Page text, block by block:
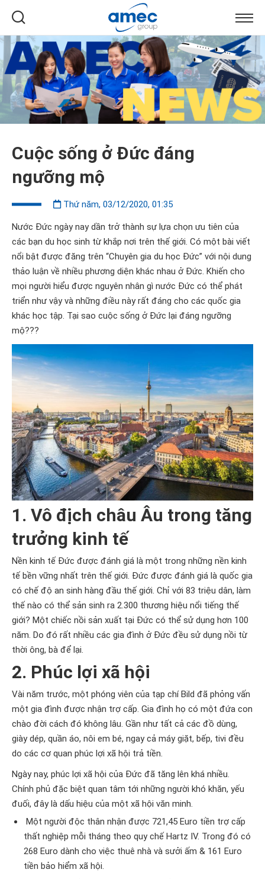
Cuộc sống ở Đức đáng
ngưỡng mộ
Thứ năm, 03/12/2020, 01:35
Nước Đức ngày nay dần trở thành sự lựa chọn ưu tiên của
các bạn du học sinh từ khắp nơi trên thế giới. Có một bài viết
nổi bật được đăng trên “Chuyên gia du học Đức” với nội dung
thảo luận về nhiều phương diện khác nhau ở Đức. Khiến cho
mọi người hiểu được nguyên nhân gì nước Đức có thể phát
triển như vậy và những điều này rất đáng cho các quốc gia
khác học tập. Tại sao cuộc sống ở Đức lại đáng ngưỡng
mộ???
1. Vô địch châu Âu trong tăng
trưởng kinh tế
Nền kinh tế Đức được đánh giá là một trong những nền kinh
tế bền vững nhất trên thế giới. Đức được đánh giá là quốc gia
có chế độ an sinh hàng đầu thế giới. Chỉ với 83 triệu dân, làm
thế nào có thể sản sinh ra 2.300 thương hiệu nổi tiếng thế
giới? Một chiếc nồi sản xuất tại Đức có thể sử dụng hơn 100
năm. Do đó rất nhiều các gia đình ở Đức đều sử dụng nồi từ
thời ông, bà để lại.
2. Phúc lợi xã hội
Vài năm trước, một phóng viên của tạp chí Bild đã phỏng vấn
một gia đình được nhận trợ cấp. Gia đình họ có một đứa con
chào đời cách đó không lâu. Gần như tất cả các đồ dùng,
giày dép, quần áo, nôi em bé, ngay cả máy giặt, bếp, tivi đều
do các cơ quan phúc lợi xã hội trả tiền.
Ngày nay, phúc lợi xã hội của Đức đã tăng lên khá nhiều.
Chính phủ đặc biệt quan tâm tới những người khó khăn, yếu
đuối, đây là dấu hiệu của một xã hội văn minh.
Một người độc thân nhận được 721,45 Euro tiền trợ cấp
thất nghiệp mỗi tháng theo quy chế Hartz IV. Trong đó có
268 Euro dành cho việc thuê nhà và sưởi ấm & 161 Euro
tiền bảo hiểm xã hội.